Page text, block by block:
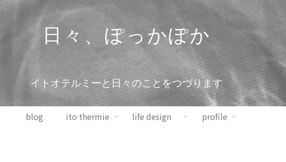
日々、ぽっかぽか
イトオテルミーと日々のことをつづります
blog ito thermie life design profile